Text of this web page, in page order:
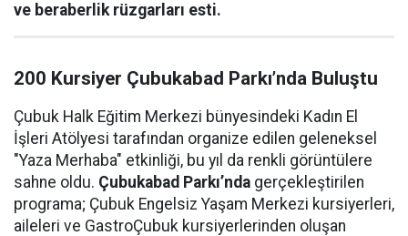
ve beraberlik rüzgarları esti.
200 Kursiyer Çubukabad Parkı’nda Buluştu
Çubuk Halk Eğitim Merkezi bünyesindeki Kadın El
İşleri Atölyesi tarafından organize edilen geleneksel
"Yaza Merhaba" etkinliği, bu yıl da renkli görüntülere
sahne oldu. Çubukabad Parkı’nda gerçekleştirilen
programa; Çubuk Engelsiz Yaşam Merkezi kursiyerleri,
aileleri ve GastroÇubuk kursiyerlerinden oluşan